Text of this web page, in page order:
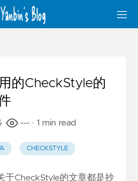
的CheckStyle的
--- · 1 min read
CHECKSTYLE
于CheckStyle的文章都是抄